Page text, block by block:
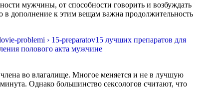
мужчины, от способности говорить и возбуждать
в дополнение к этим вещам важна продолжительность
члена во влагалище. Многое меняется и не в лучшую
Однако большинство сексологов считают, что